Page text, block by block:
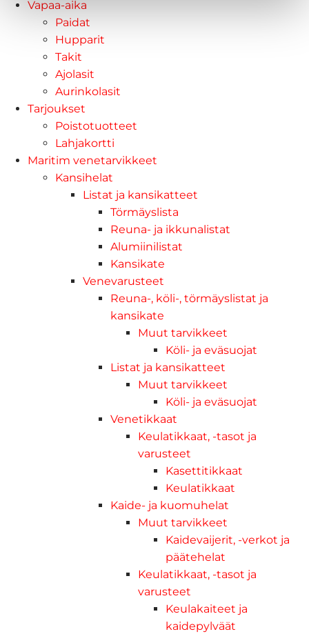
Vapaa-aika
Paidat
Hupparit
Takit
Ajolasit
Aurinkolasit
Tarjoukset
Poistotuotteet
Lahjakortti
Maritim venetarvikkeet
Kansihelat
Listat ja kansikatteet
Törmäyslista
Reuna- ja ikkunalistat
Alumiinilistat
Kansikate
Venevarusteet
Reuna-, köli-, törmäyslistat ja
kansikate
Muut tarvikkeet
Köli- ja eväsuojat
Listat ja kansikatteet
Muut tarvikkeet
Köli- ja eväsuojat
Venetikkaat
Keulatikkaat, -tasot ja
varusteet
Kasettitikkaat
Keulatikkaat
Kaide- ja kuomuhelat
Muut tarvikkeet
Kaidevaijerit, -verkot ja
päätehelat
Keulatikkaat, -tasot ja
varusteet
Keulakaiteet ja
kaidepylväät